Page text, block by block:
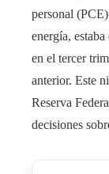
personal
energía,
en el tercer
anterior. Este
Reserva
decisiones